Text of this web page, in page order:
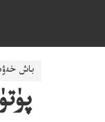
باش